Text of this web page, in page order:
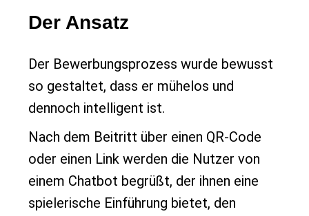
Der Ansatz
Der Bewerbungsprozess wurde bewusst
so gestaltet, dass er mühelos und
dennoch intelligent ist.
Nach dem Beitritt über einen QR-Code
oder einen Link werden die Nutzer von
einem Chatbot begrüßt, der ihnen eine
spielerische Einführung bietet, den